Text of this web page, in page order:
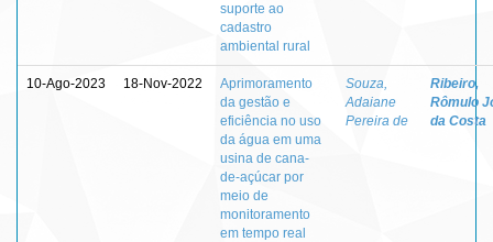
suporte ao
cadastro
ambiental rural
10-Ago-2023 18-Nov-2022
Aprimoramento
da gestão e
eficiência no uso
da água em uma
usina de cana-
de-açúcar por
meio de
monitoramento
em tempo real
Souza,
Adaiane
Pereira de
Ribeiro,
Rômulo
da Costa